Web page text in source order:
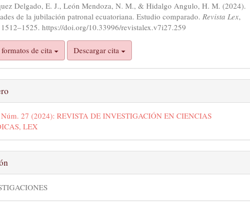
Delgado, E. J., León Mendoza, N. M., & Hidalgo Angulo, H. M. (2024).
de la jubilación patronal ecuatoriana. Estudio comparado.Revista Lex,
https://doi.org/10.33996/revistalex.v7i27.259
formatos de cita Descargar cita
27 (2024): REVISTA DE INVESTIGACIÓN EN CIENCIAS
LEX